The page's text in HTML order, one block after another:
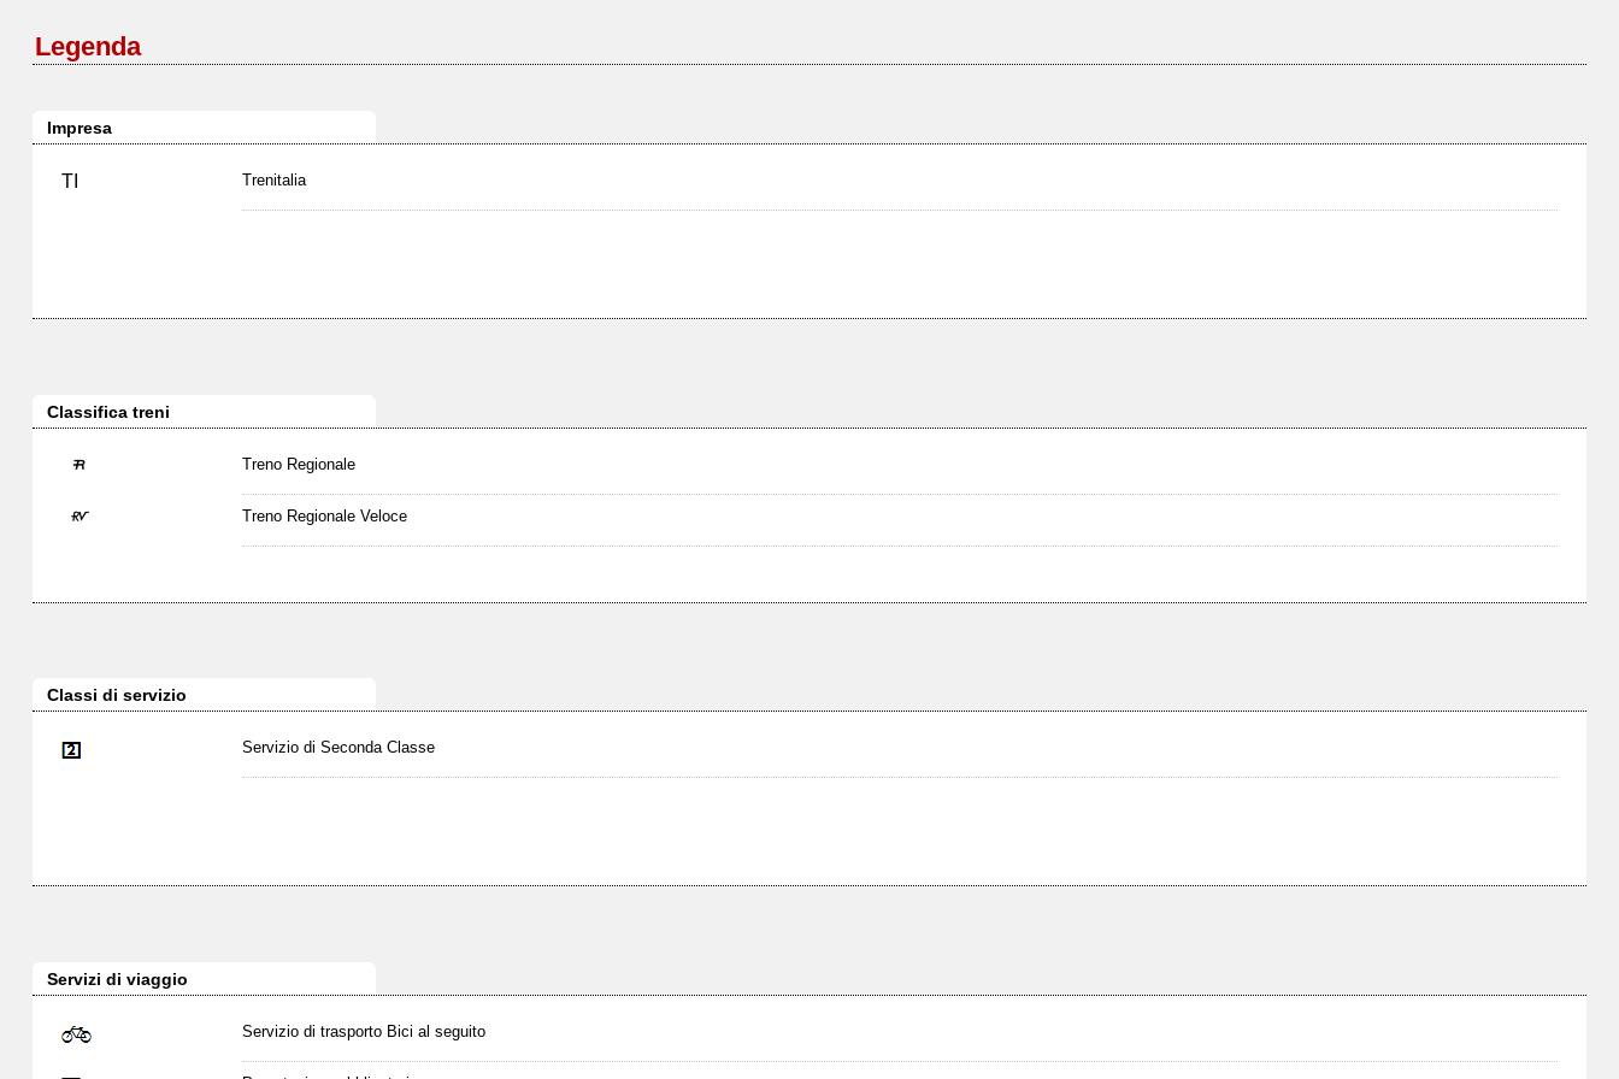
Legenda
Impresa
TI Trenitalia
Classifica treni
Treno Regionale
Treno Regionale Veloce
Classi di servizio
Servizio di Seconda Classe
Servizi di viaggio
Servizio di trasporto Bici al seguito